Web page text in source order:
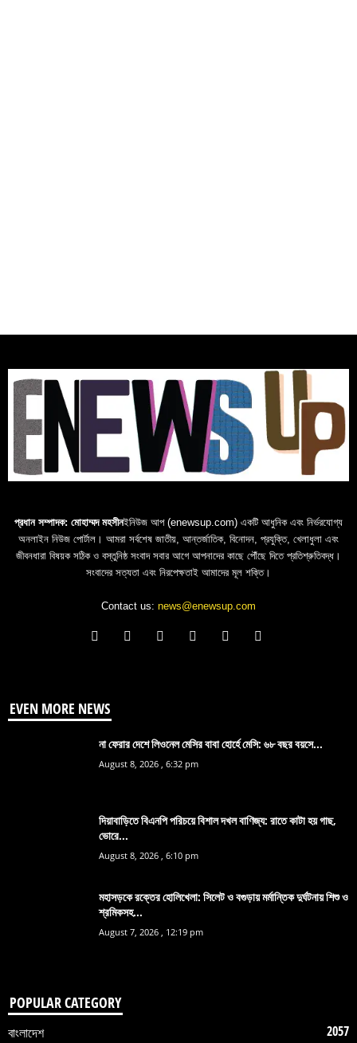
প্রধান সম্পাদক: মোহাম্মদ মহসীনইনিউজ আপ (enewsup.com) একটি আধুনিক এবং নির্ভরযোগ্য
অনলাইন নিউজ পোর্টাল। আমরা সর্বশেষ জাতীয়, আন্তর্জাতিক, বিনোদন, প্রযুক্তি, খেলাধুলা এবং
জীবনধারা বিষয়ক সঠিক ও বস্তুনিষ্ঠ সংবাদ সবার আগে আপনাদের কাছে পৌঁছে দিতে প্রতিশ্রুতিবদ্ধ।
সংবাদের সত্যতা এবং নিরপেক্ষতাই আমাদের মূল শক্তি।
Contact us: news@enewsup.com
EVEN MORE NEWS
না ফেরার দেশে লিওনেল মেসির বাবা হোর্হে মেসি: ৬৮ বছর বয়সে...
August 8, 2026 , 6:32 pm
দিয়াবাড়িতে বিএনপি পরিচয়ে বিশাল দখল বাণিজ্য: রাতে কাটা হয় গাছ,
ভোরে...
August 8, 2026 , 6:10 pm
মহাসড়কে রক্তের হোলিখেলা: সিলেট ও বগুড়ায় মর্মান্তিক দুর্ঘটনায় শিশু ও
শ্রমিকসহ...
August 7, 2026 , 12:19 pm
POPULAR CATEGORY
বাংলাদেশ
2057